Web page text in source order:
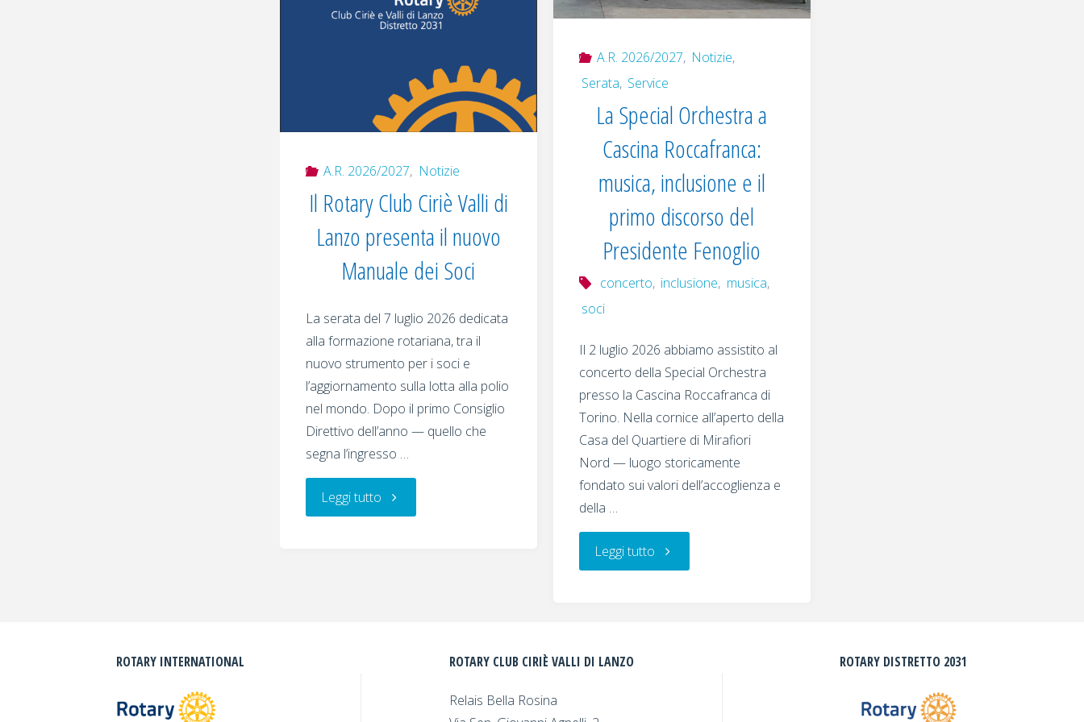
rubrica
social
del
Club"
A.R. 2026/2027, Notizie
Il Rotary Club Ciriè Valli di
Lanzo presenta il nuovo
Manuale dei Soci
La serata del 7 luglio 2026 dedicata
alla formazione rotariana, tra il
nuovo strumento per i soci e
l’aggiornamento sulla lotta alla polio
nel mondo. Dopo il primo Consiglio
Direttivo dell’anno — quello che
segna l’ingresso …
Leggi tutto "Il
A.R. 2026/2027, Notizie,
Serata, Service
La Special Orchestra a
Cascina Roccafranca:
musica, inclusione e il
primo discorso del
Presidente Fenoglio
concerto, inclusione, musica,
soci
Il 2 luglio 2026 abbiamo assistito al
concerto della Special Orchestra
presso la Cascina Roccafranca di
Torino. Nella cornice all’aperto della
Casa del Quartiere di Mirafiori
Nord — luogo storicamente
fondato sui valori dell’accoglienza e
della …
Leggi tutto "La
ROTARY INTERNATIONAL ROTARY CLUB CIRIÈ VALLI DI LANZO
Relais Bella Rosina
ROTARY DISTRETTO 2031